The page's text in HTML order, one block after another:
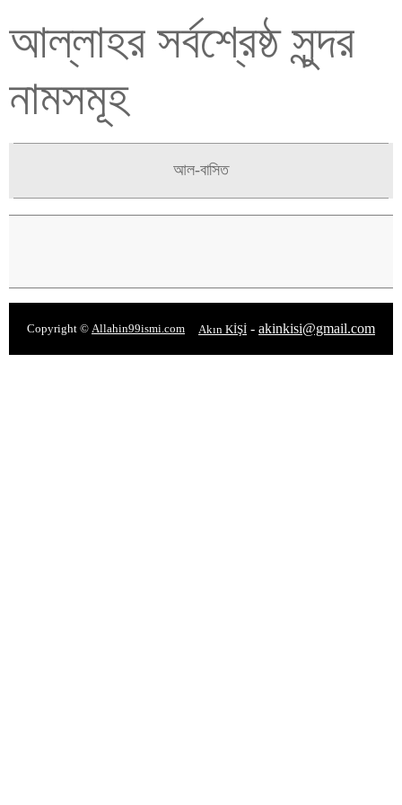
আল্লাহর সর্বশ্রেষ্ঠ সুন্দর
নামসমূহ
আল-বাসিত
Copyright © Allahin99ismi.com Akın KİŞİ - akinkisi@gmail.com